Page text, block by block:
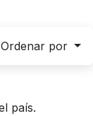
Ordenar por
país.